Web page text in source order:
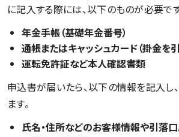
に記入する際には、以下のものが必要です
年金手帳（基礎年金番号）
通帳またはキャッシュカード（掛金を
運転免許証など本人確認書類
申込書が届いたら、以下の情報を記入し
ます。
氏名・住所などのお客様情報や引落